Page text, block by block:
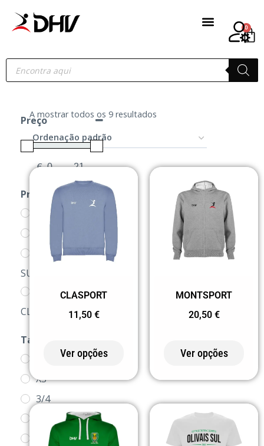
0
Preço
€ -
Produtos
ATLETISMO
BERMUDAS
CCD OLIVAIS
SUL
LOJA DOS
CLUBES
MODALIDADES
Tamanho
XS
3/4
7/8
A mostrar todos os 9 resultados
CLASPORT
11,50 €
Ver opções
MONTSPORT
20,50 €
Ver opções